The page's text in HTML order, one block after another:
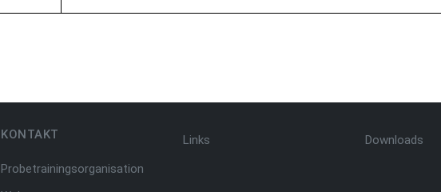
KONTAKT
Probetrainingsorganisation
Links Downloads